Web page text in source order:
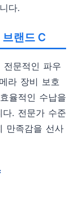
다.
랜드 C
전문적인 파우
라 장비 보호
율적인 수납을
. 전문가 수준
만족감을 선사